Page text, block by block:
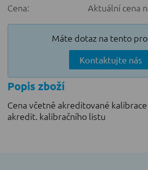
Cena: Aktuální cena
Máte dotaz na tento
Kontaktujte nás
Popis zboží
Cena včetně akreditované
akredit. kalibračního listu